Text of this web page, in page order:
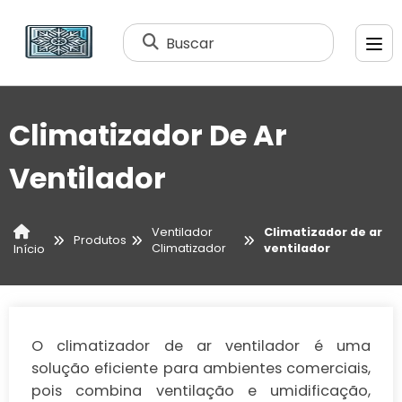
Buscar
Climatizador De Ar
Ventilador
Início
Produtos
Ventilador
Climatizador
Climatizador de ar
ventilador
O climatizador de ar ventilador é uma
solução eficiente para ambientes comerciais,
pois combina ventilação e umidificação,